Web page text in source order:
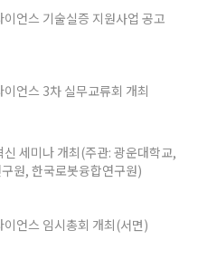
언스 기술실증 지원사업 공고
언스 3차 실무교류회 개최
세미나 개최(주관: 광운대학교,
원, 한국로봇융합연구원)
언스 임시총회 개최(서면)